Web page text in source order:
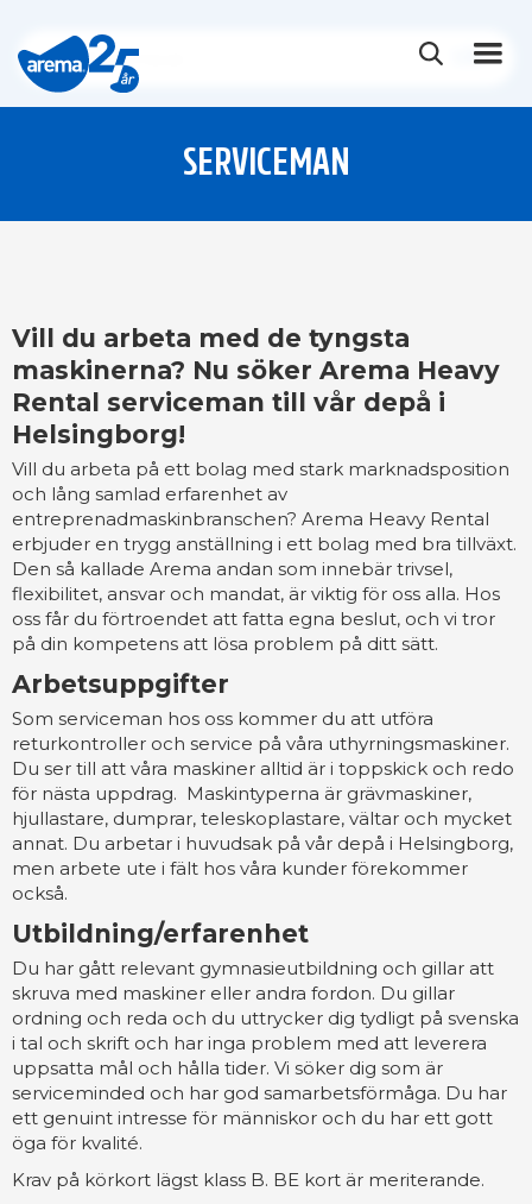
SERVICEMAN
Vill du arbeta med de tyngsta
maskinerna? Nu söker Arema Heavy
Rental serviceman till vår depå i
Helsingborg!
Vill du arbeta på ett bolag med stark marknadsposition
och lång samlad erfarenhet av
entreprenadmaskinbranschen? Arema Heavy Rental
erbjuder en trygg anställning i ett bolag med bra tillväxt.
Den så kallade Arema andan som innebär trivsel,
flexibilitet, ansvar och mandat, är viktig för oss alla. Hos
oss får du förtroendet att fatta egna beslut, och vi tror
på din kompetens att lösa problem på ditt sätt.
Arbetsuppgifter
Som serviceman hos oss kommer du att utföra
returkontroller och service på våra uthyrningsmaskiner.
Du ser till att våra maskiner alltid är i toppskick och redo
för nästa uppdrag. Maskintyperna är grävmaskiner,
hjullastare, dumprar, teleskoplastare, vältar och mycket
annat. Du arbetar i huvudsak på vår depå i Helsingborg,
men arbete ute i fält hos våra kunder förekommer
också.
Utbildning/erfarenhet
Du har gått relevant gymnasieutbildning och gillar att
skruva med maskiner eller andra fordon. Du gillar
ordning och reda och du uttrycker dig tydligt på svenska
i tal och skrift och har inga problem med att leverera
uppsatta mål och hålla tider. Vi söker dig som är
serviceminded och har god samarbetsförmåga. Du har
ett genuint intresse för människor och du har ett gott
öga för kvalité.
Krav på körkort lägst klass B. BE kort är meriterande.